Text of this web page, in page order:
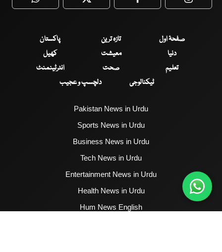
WhatsApp Twitter Facebook
صفحۂ اول تازہ ترین
پاکستان
دنیا
معیشت
کھیل
تعلیم
صحت
انٹرٹینمنٹ
ٹیکنالوجی
دلچسپ و عجیب
Pakistan News in Urdu
Sports News in Urdu
Business News in Urdu
Tech News in Urdu
Entertainment News in Urdu
Health News in Urdu
Hum News English